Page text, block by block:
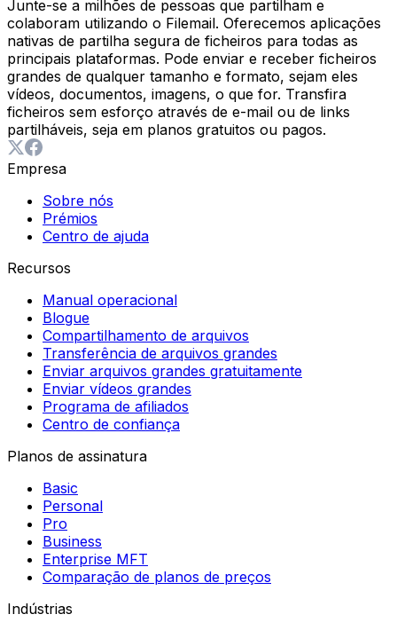
Junte-se a milhões de pessoas que partilham e
colaboram utilizando o Filemail. Oferecemos aplicações
nativas de partilha segura de ficheiros para todas as
principais plataformas. Pode enviar e receber ficheiros
grandes de qualquer tamanho e formato, sejam eles
vídeos, documentos, imagens, o que for. Transfira
ficheiros sem esforço através de e-mail ou de links
partilháveis, seja em planos gratuitos ou pagos.
Empresa
Sobre nós
Prémios
Centro de ajuda
Recursos
Manual operacional
Blogue
Compartilhamento de arquivos
Transferência de arquivos grandes
Enviar arquivos grandes gratuitamente
Enviar vídeos grandes
Programa de afiliados
Centro de confiança
Planos de assinatura
Basic
Personal
Pro
Business
Enterprise MFT
Comparação de planos de preços
Indústrias